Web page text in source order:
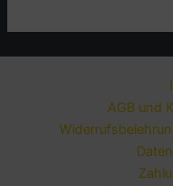
AGB und